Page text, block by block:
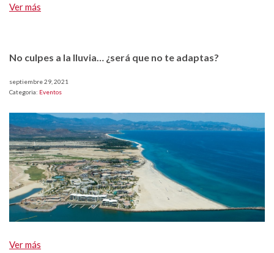
Ver más
No culpes a la lluvia… ¿será que no te adaptas?
septiembre 29, 2021
Categoria: Eventos
Ver más